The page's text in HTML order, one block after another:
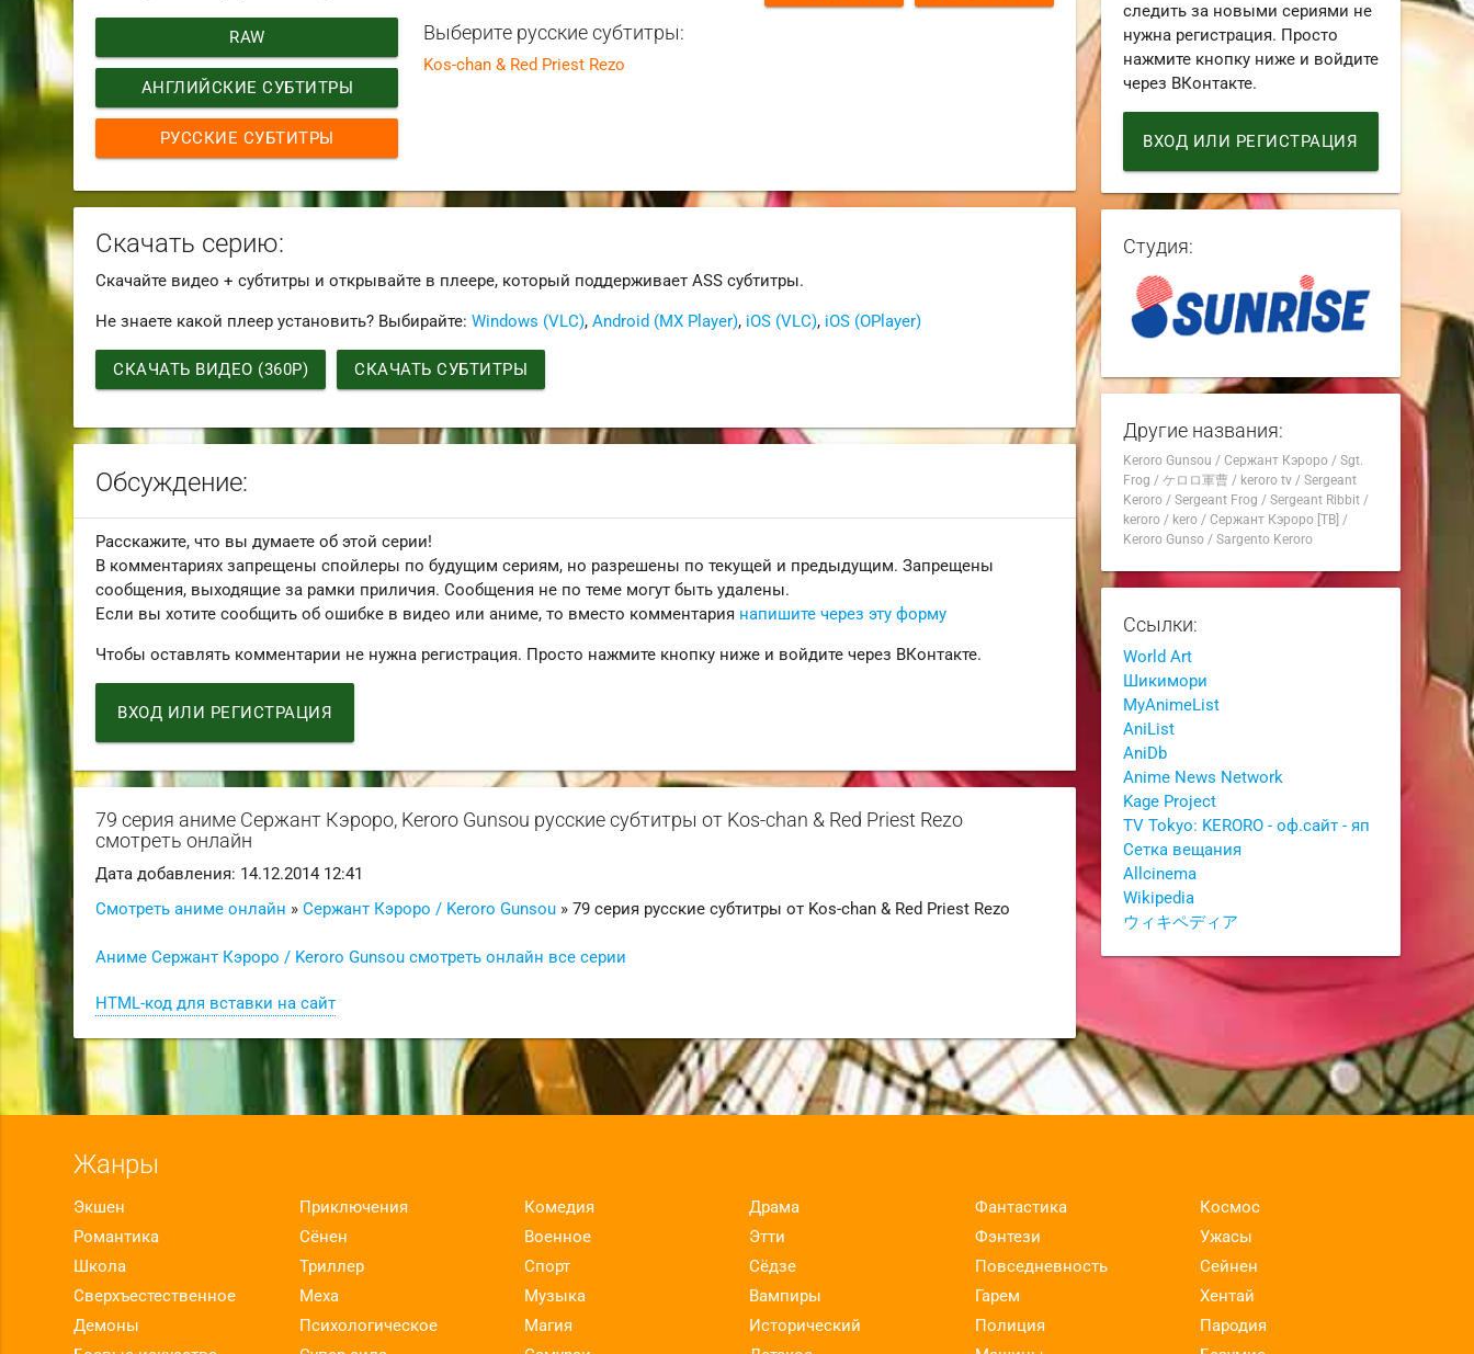
RAW
АНГЛИЙСКИЕ СУБТИТРЫ
РУССКИЕ СУБТИТРЫ
Выберите русские субтитры:
Kos-chan & Red Priest Rezo
Скачать серию:
Скачайте видео + субтитры и открывайте в плеере, который поддерживает ASS субтитры.
Не знаете какой плеер установить? Выбирайте:Windows (VLC),Android (MX Player), iOS (VLC), iOS (OPlayer)
СКАЧАТЬ ВИДЕО (360P) СКАЧАТЬ СУБТИТРЫ
Обсуждение:
Расскажите, что вы думаете об этой серии!
В комментариях запрещены спойлеры по будущим сериям, но разрешены по текущей и предыдущим. Запрещены
сообщения, выходящие за рамки приличия. Сообщения не по теме могут быть удалены.
Если вы хотите сообщить об ошибке в видео или аниме, то вместо комментария напишите через эту форму
Чтобы оставлять комментарии не нужна регистрация. Просто нажмите кнопку ниже и войдите через ВКонтакте.
ВХОД ИЛИ РЕГИСТРАЦИЯ
79 серия аниме Сержант Кэроро, Keroro Gunsou русские субтитры от Kos-chan & Red Priest Rezo
смотреть онлайн
Дата добавления: 14.12.2014 12:41
Смотреть аниме онлайн »Сержант Кэроро / Keroro Gunsou » 79 серия русские субтитры от Kos-chan & Red Priest Rezo
Аниме Сержант Кэроро / Keroro Gunsou смотреть онлайн все серии
HTML-код для вставки на сайт
следить за новыми сериями не
нужна регистрация. Просто
нажмите кнопку ниже и войдите
через ВКонтакте.
ВХОД ИЛИ РЕГИСТРАЦИЯ
Студия:
Другие названия:
Keroro Gunsou / Сержант Кэроро/ Sgt.
Frog / ケロロ軍曹/ keroro tv/ Sergeant
Keroro/ Sergeant Frog / Sergeant Ribbit/
keroro/ kero/ Сержант Кэроро [ТВ] /
Keroro Gunso/ Sargento Keroro
Ссылки:
World Art
Шикимори
MyAnimeList
AniList
AniDb
Anime News Network
Kage Project
TV Tokyo: KERORO - оф.сайт - яп
Сетка вещания
Allcinema
Wikipedia
ウィキペディア
Жанры
Экшен Приключения Комедия Драма Фантастика
Космос
Романтика
Сёнен Военное Этти Фэнтези
Ужасы
Школа
Триллер Спорт Сёдзе Повседневность
Сейнен
Сверхъестественное
Меха Музыка Вампиры Гарем
Хентай
Демоны
Психологическое Магия Исторический Полиция
Пародия